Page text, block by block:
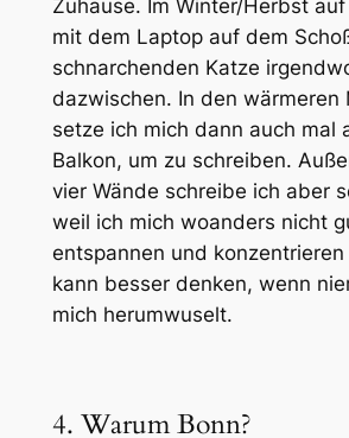
Zuhause. Im Winter/Herbst
mit dem Laptop auf dem
schnarchenden Katze
dazwischen. In den wärmeren
setze ich mich dann auch mal
Balkon, um zu schreiben.
vier Wände schreibe ich aber
weil ich mich woanders nicht
entspannen und konzentrieren
kann besser denken, wenn
mich herumwuselt.
4. Warum Bonn?